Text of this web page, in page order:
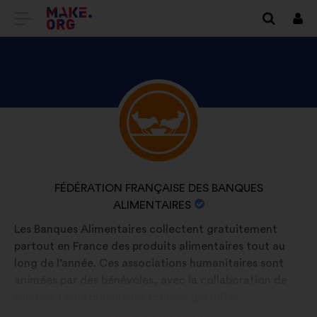
ΜΕΤΆΒΑΣΗ
ΣΕΛΊΔΑ
MAKE.ORG
ΑΝΑΚΑΛΎΨΤΕ
ΤΟ
ΠΡΟΦΊΛ
ΤΟΥ/
ΤΗΣ
FÉDÉRATION
FRANÇAISE
DES
ΟΝΟΜΑΣΊΑ
ΟΡΓΆΝΩΣΗΣ:
FÉDÉRATION FRANÇAISE DES BANQUES
ALIMENTAIRES
Βιογραφικό
σημείωμα:
Les Banques Alimentaires collectent gratuitement
partout en France des produits alimentaires tout au
long de l’année. Ces associations humanitaires sont